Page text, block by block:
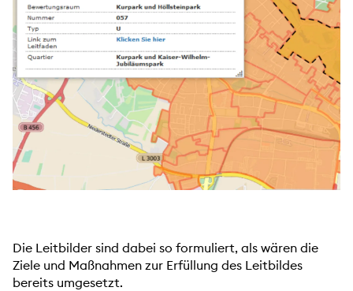
Die Leitbilder sind dabei so formuliert, als wären die
Ziele und Maßnahmen zur Erfüllung des Leitbildes
bereits umgesetzt.